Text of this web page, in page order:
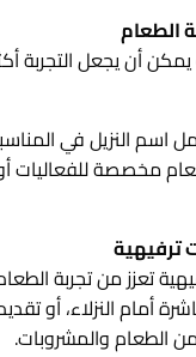
أن يجعل التجربة
اسم النزيل في
مخصصة للفعاليات
تعزز من تجربة
أمام النزلاء، أو
الطعام والمشروبات.